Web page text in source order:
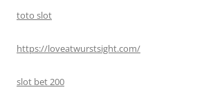
toto slot
https://loveatwurstsight.com/
slot bet 200